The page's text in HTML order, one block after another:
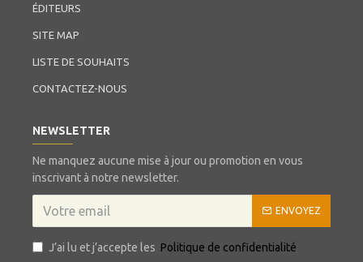
ÉDITEURS
SITE MAP
LISTE DE SOUHAITS
CONTACTEZ-NOUS
NEWSLETTER
Ne manquez aucune mise à jour ou promotion en vous
inscrivant à notre newsletter.
ENVOYEZ
J’ai lu et j’accepte les Politique de confidentialité